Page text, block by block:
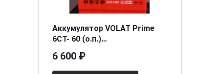
Аккумулятор VOLAT Prime
6СТ- 60 (о.п.)
6 600 ₽